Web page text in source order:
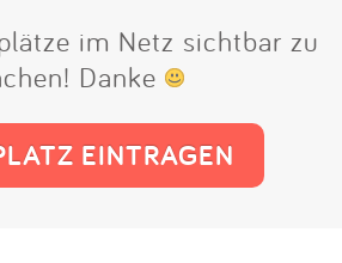
im Netz sichtbar zu
Danke
EINTRAGEN